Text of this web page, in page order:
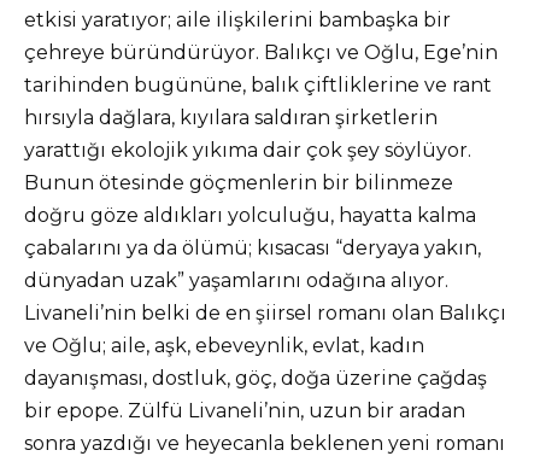
etkisi yaratıyor; aile ilişkilerini bambaşka bir
çehreye büründürüyor. Balıkçı ve Oğlu, Ege’nin
tarihinden bugününe, balık çiftliklerine ve rant
hırsıyla dağlara, kıyılara saldıran şirketlerin
yarattığı ekolojik yıkıma dair çok şey söylüyor.
Bunun ötesinde göçmenlerin bir bilinmeze
doğru göze aldıkları yolculuğu, hayatta kalma
çabalarını ya da ölümü; kısacası “deryaya yakın,
dünyadan uzak” yaşamlarını odağına alıyor.
Livaneli’nin belki de en şiirsel romanı olan Balıkçı
ve Oğlu; aile, aşk, ebeveynlik, evlat, kadın
dayanışması, dostluk, göç, doğa üzerine çağdaş
bir epope. Zülfü Livaneli’nin, uzun bir aradan
sonra yazdığı ve heyecanla beklenen yeni romanı